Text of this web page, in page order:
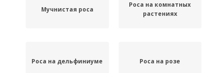
Мучнистая роса
Роса на комнатных
растениях
Роса на дельфиниуме Роса на розе